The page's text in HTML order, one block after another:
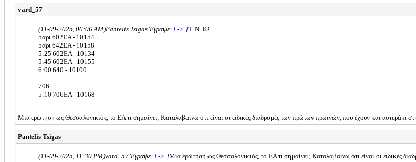
vard_57
(11-09-2025, 06:06 AM)Pantelis Tsigas Έγραψε: [ -> ]Τ. Ν. ΙΩ.
5αρι 602ΕΑ - 10154
5αρι 642ΕΑ - 10158
5:25 602ΕΑ - 10134
5:45 602ΕΑ - 10155
6:00 640 - 10100
706
5:10 706ΕΑ - 10168
Μια ερώτηση ως Θεσσαλονικιός, το ΕΑ τι σημαίνει; Καταλαβαίνω ότι είναι οι ειδικές διαδρομές των πρώτων πρωινών, που έχουν και αστεράκι
Pantelis Tsigas
(11-09-2025, 11:30 PM)vard_57 Έγραψε: [ -> ]Μια ερώτηση ως Θεσσαλονικιός, το ΕΑ τι σημαίνει; Καταλαβαίνω ότι είναι οι ειδικές